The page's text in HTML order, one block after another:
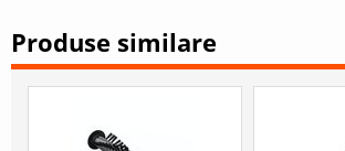
Produse similare